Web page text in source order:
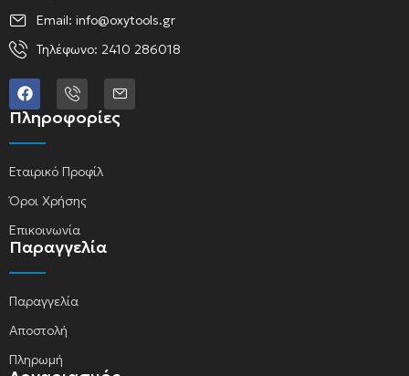
Email: info@oxytools.gr
Τηλέφωνο: 2410 286018
Πληροφορίες
Εταιρικό Προφίλ
Όροι Χρήσης
Επικοινωνία
Παραγγελία
Παραγγελία
Αποστολή
Πληρωμή